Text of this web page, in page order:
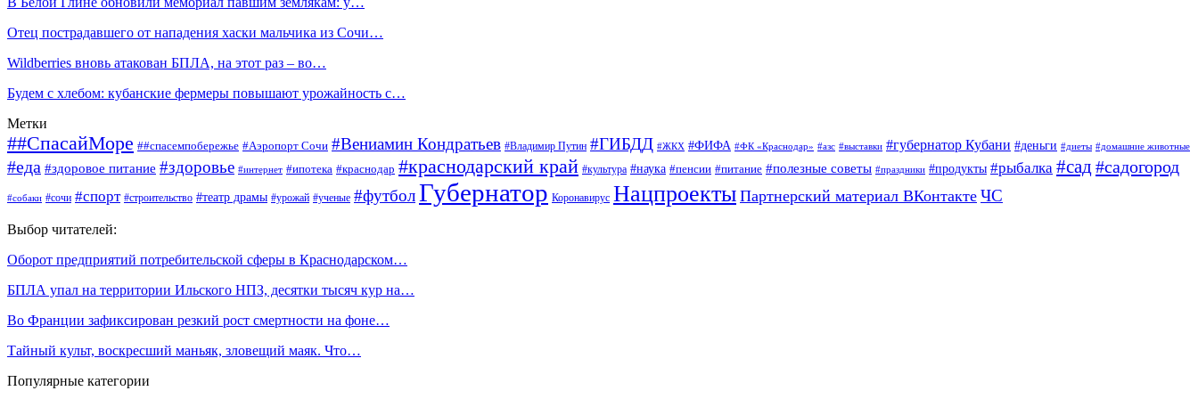
Отец пострадавшего от нападения хаски мальчика из Сочи…
Wildberries вновь атакован БПЛА, на этот раз – во…
Будем с хлебом: кубанские фермеры повышают урожайность с…
Метки
##СпасайМоре ##спасемпобережье #Аэропорт Сочи #Вениамин Кондратьев #Владимир Путин #ГИБДД #ЖКХ #ФИФА #ФК «Краснодар» #азс #выставки #губернатор Кубани #деньги #диеты #домашние животные
#еда #здоровое питание #здоровье #интернет #ипотека #краснодар #краснодарский край #культура #наука #пенсии #питание #полезные советы #праздники #продукты #рыбалка #сад #садогород
#собаки #сочи #спорт #строительство #театр драмы #урожай #ученые #футбол Губернатор Коронавирус Нацпроекты Партнерский материал ВКонтакте ЧС
Выбор читателей:
Оборот предприятий потребительской сферы в Краснодарском…
БПЛА упал на территории Ильского НПЗ, десятки тысяч кур на…
Во Франции зафиксирован резкий рост смертности на фоне…
Тайный культ, воскресший маньяк, зловещий маяк. Что…
Популярные категории